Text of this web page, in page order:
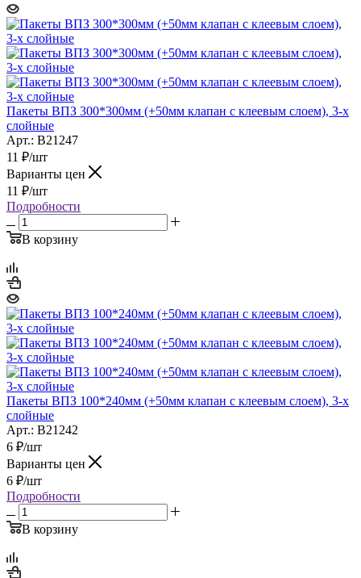
Пакеты ВПЗ 300*300мм (+50мм клапан с клеевым слоем), 3-х
слойные
Арт.: B21247
11 ₽/шт
Варианты цен
11 ₽/шт
Подробности
В корзину
Пакеты ВПЗ 100*240мм (+50мм клапан с клеевым слоем), 3-х
слойные
Арт.: B21242
6 ₽/шт
Варианты цен
6 ₽/шт
Подробности
В корзину